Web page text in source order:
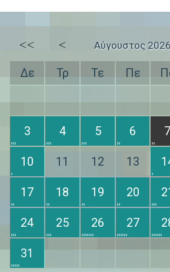
<< < Αύγουστος
Δε Τρ Τε Πε
3 4 5 6 7
10 11 12 13
17 18 19 20
24 25 26 27
31